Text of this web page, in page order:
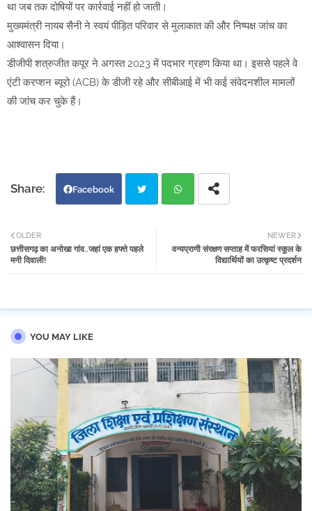
था जब तक दोषियों पर कार्रवाई नहीं हो जाती।
मुख्यमंत्री नायब सैनी ने स्वयं पीड़ित परिवार से मुलाकात की और निष्पक्ष जांच का
आश्वासन दिया।
डीजीपी शत्रुजीत कपूर ने अगस्त 2023 में पदभार ग्रहण किया था। इससे पहले वे
एंटी करप्शन ब्यूरो (ACB) के डीजी रहे और सीबीआई में भी कई संवेदनशील मामलों
की जांच कर चुके हैं।
Facebook
tter atsa
NEWER
वन्यप्राणी संरक्षण सप्ताह में फरसियां स्कूल के
विद्यार्थियों का उत्कृष्ट प्रदर्शन
OLDER
छत्तीसगढ़ का अनोखा गांव..जहां एक हफ्ते पहले
मनी दिवाली!
YOU MAY LIKE